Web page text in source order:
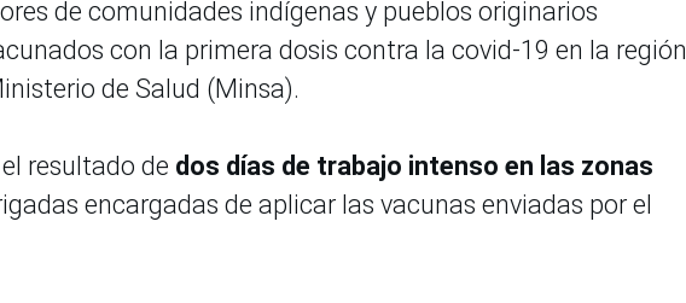
de comunidades indígenas y pueblos originarios
con la primera dosis contra la covid-19 en la región
de Salud (Minsa).
resultado de dos días de trabajo intenso en las zonas
encargadas de aplicar las vacunas enviadas por el